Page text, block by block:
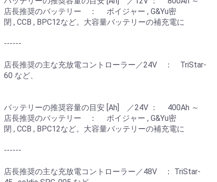
店長推奨のバッテリー ： ボイジャー , G&Yu密
閉 , CCB , BPC12など。大容量バッテリーの補充電に
------
店長推奨の主な充放電コントローラー／24V ： TriStar-
60 など、
バッテリーの推奨容量の目安 [Ah] ／24V ： 400Ah ～
店長推奨のバッテリー ： ボイジャー , G&Yu密
閉 , CCB , BPC12など。大容量バッテリーの補充電に
------
店長推奨の主な充放電コントローラー／48V ： TriStar-